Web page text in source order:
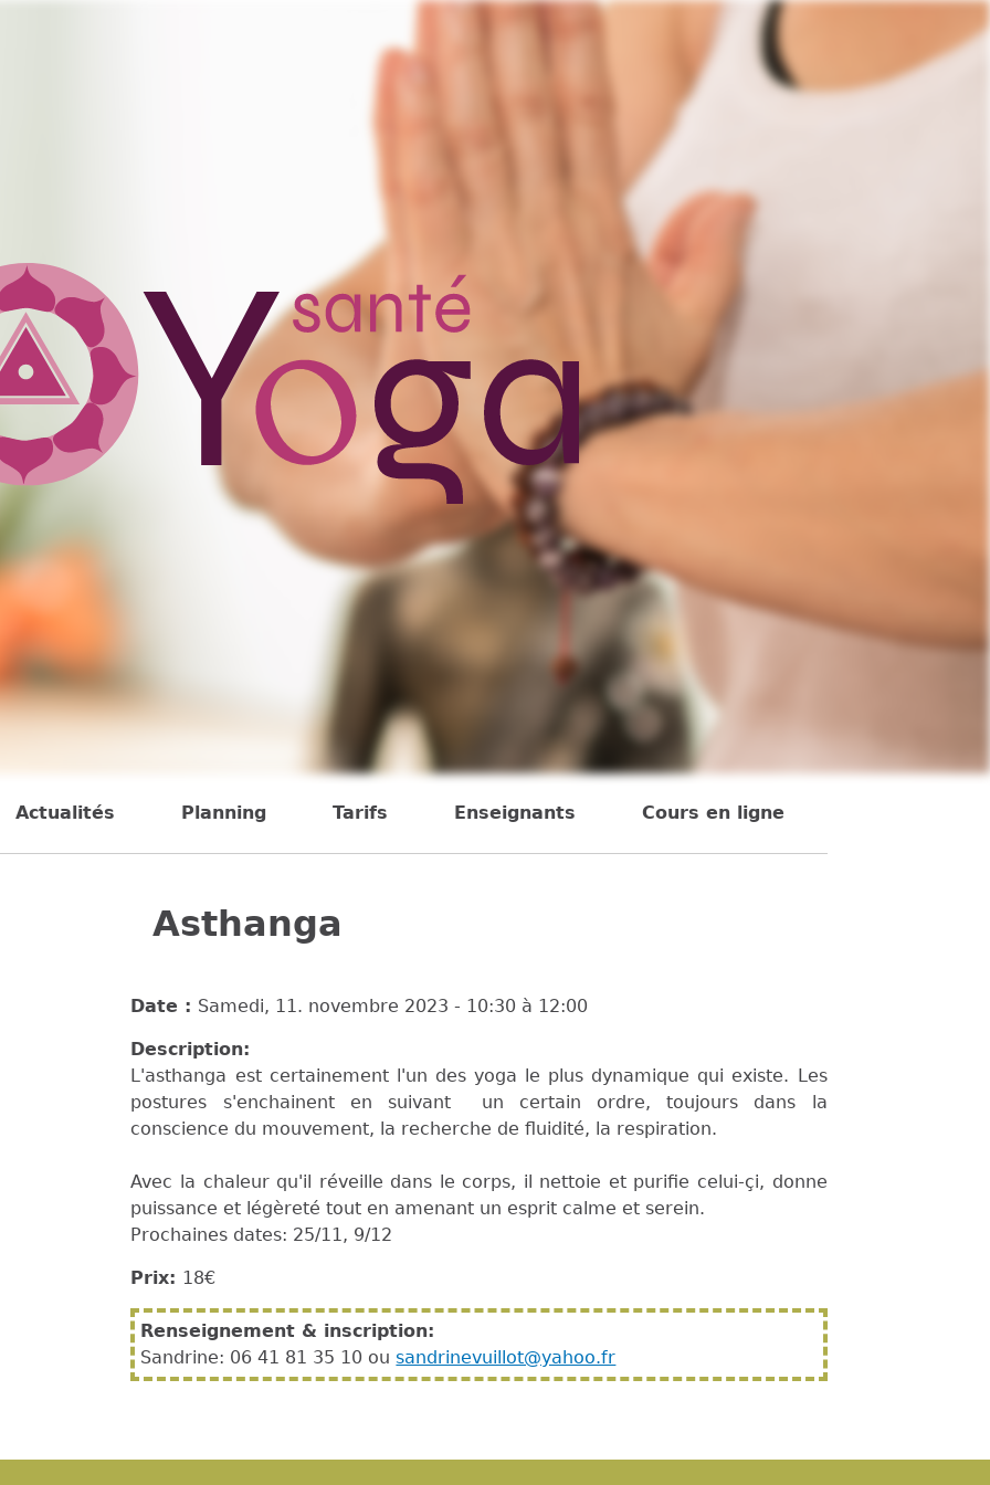
Asthanga
Date : Samedi, 11. novembre 2023 - 10:30 à 12:00
Description:
L'asthanga est certainement l'un des yoga le plus dynamique qui existe. Les
postures s'enchainent en suivant un certain ordre, toujours dans la
conscience du mouvement, la recherche de fluidité, la respiration.
Avec la chaleur qu'il réveille dans le corps, il nettoie et purifie celui-çi, donne
puissance et légèreté tout en amenant un esprit calme et serein.
Prochaines dates: 25/11, 9/12
Prix: 18€
Renseignement & inscription:
Sandrine: 06 41 81 35 10 ousandrinevuillot@yahoo.fr
Actualités Planning Tarifs Enseignants Cours en ligne